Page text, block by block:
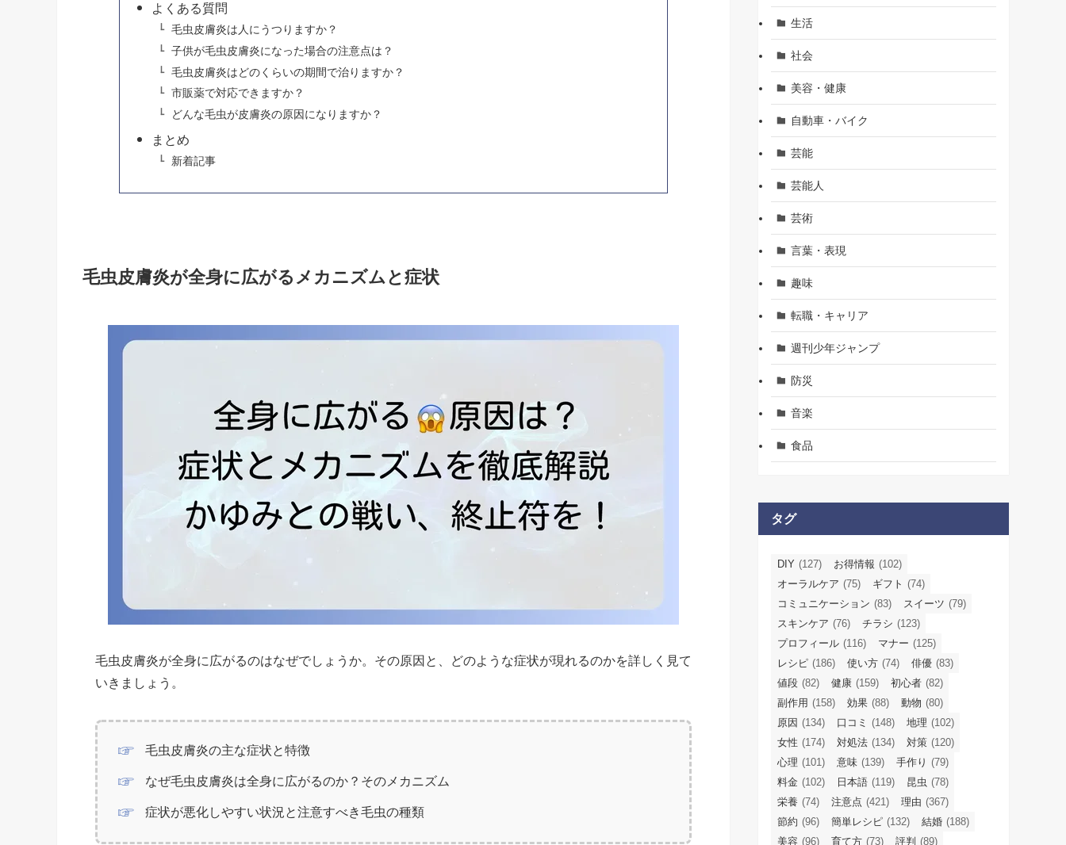
よくある質問
毛虫皮膚炎は人にうつりますか？
子供が毛虫皮膚炎になった場合の注意点は？
毛虫皮膚炎はどのくらいの期間で治りますか？
市販薬で対応できますか？
どんな毛虫が皮膚炎の原因になりますか？
まとめ
新着記事
毛虫皮膚炎が全身に広がるメカニズムと症状
毛虫皮膚炎が全身に広がるのはなぜでしょうか。その原因と、どのような症状が現れるのかを詳しく見て
いきましょう。
毛虫皮膚炎の主な症状と特徴
なぜ毛虫皮膚炎は全身に広がるのか？そのメカニズム
症状が悪化しやすい状況と注意すべき毛虫の種類
生活
社会
美容・健康
自動車・バイク
芸能
芸能人
芸術
言葉・表現
趣味
転職・キャリア
週刊少年ジャンプ
防災
音楽
食品
タグ
DIY (127) お得情報 (102)
オーラルケア (75) ギフト (74)
コミュニケーション (83) スイーツ (79)
スキンケア (76) チラシ (123)
プロフィール (116) マナー (125)
レシピ (186) 使い方 (74) 俳優 (83)
値段 (82) 健康 (159) 初心者 (82)
副作用 (158) 効果 (88) 動物 (80)
原因 (134) 口コミ (148) 地理 (102)
女性 (174) 対処法 (134) 対策 (120)
心理 (101) 意味 (139) 手作り (79)
料金 (102) 日本語 (119) 昆虫 (78)
栄養 (74) 注意点 (421) 理由 (367)
節約 (96) 簡単レシピ (132) 結婚 (188)
美容 (96) 育て方 (73) 評判 (89)